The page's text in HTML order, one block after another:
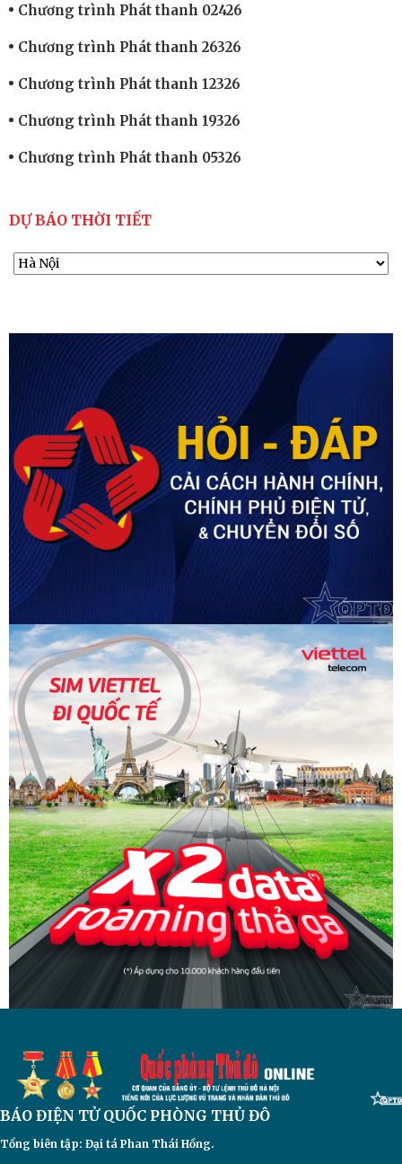
Chương trình Phát thanh 02426
Chương trình Phát thanh 26326
Chương trình Phát thanh 12326
Chương trình Phát thanh 19326
Chương trình Phát thanh 05326
DỰ BÁO THỜI TIẾT
BÁO ĐIỆN TỬQUỐC PHÒNG THỦ ĐÔ
Tổng biên tập: Đại tá Phan Thái Hồng.